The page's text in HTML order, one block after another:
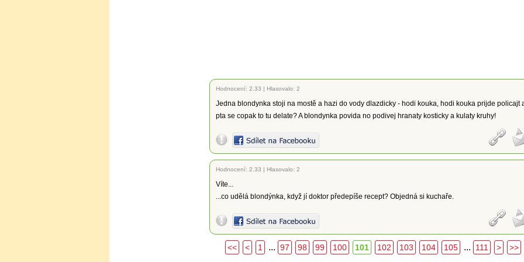
Hodnocení: 2.33 | Hlasovalo: 2
Jedna blondynka stoji na mostě a hazi do vody dlazdicky - hodi kouka, hodi kouka prijde policajt
pta se copak to tu delate? A blondynka povida no podivej hranaty kosticky a kulaty kruhy!
Hodnocení: 2.33 | Hlasovalo: 2
Víte...
...co udělá blondýnka, když jí doktor předepíše recept? Objedná si kuchaře.
<< < 1 ... 97 98 99 100 101 102 103 104 105 ... 111 > >>